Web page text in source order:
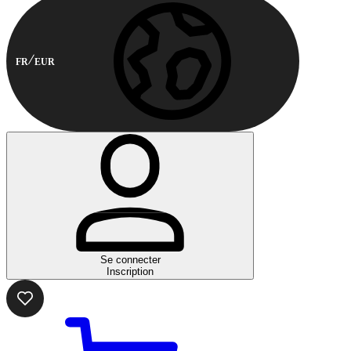
FR EUR
Se connecter
Inscription